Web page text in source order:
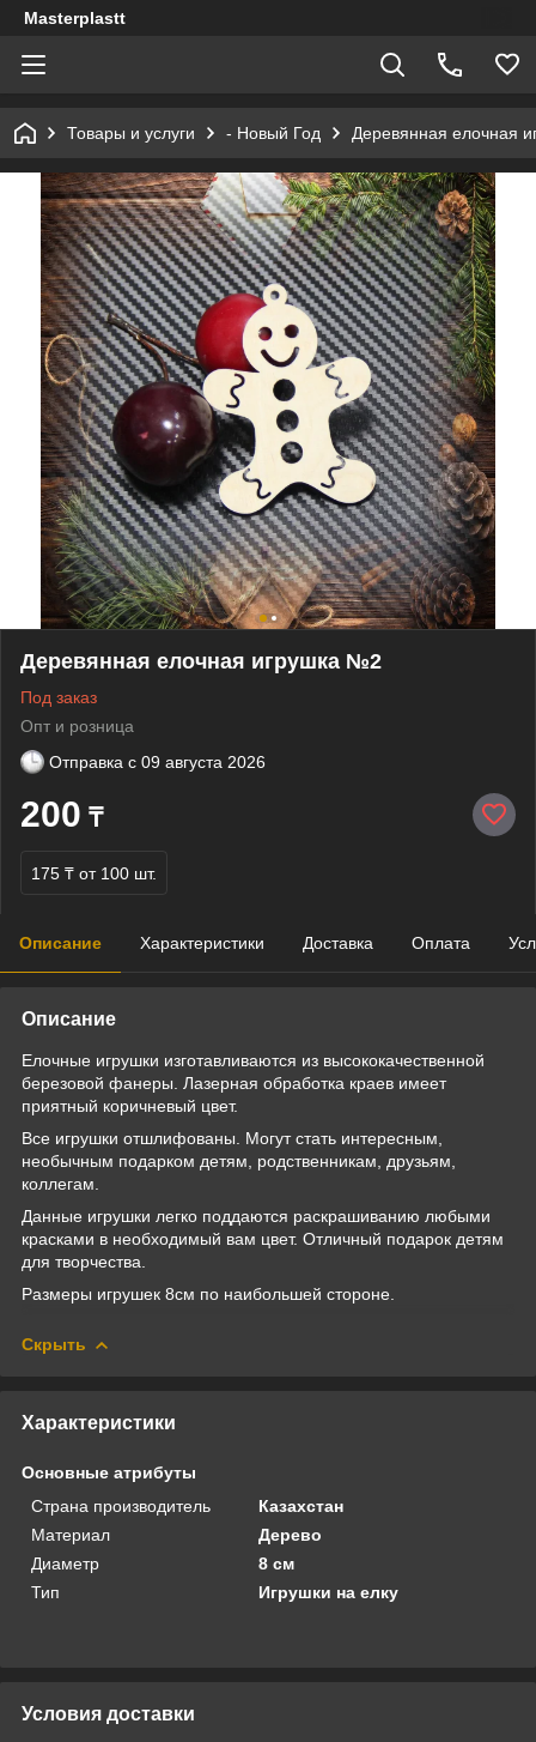
Masterplastt
Товары и услуги - Новый Год Деревянная елочная
Деревянная елочная игрушка №2
Под заказ
Опт и розница
Отправка с 09 августа 2026
200 ₸
175 ₸ от 100 шт.
Описание Характеристики Доставка Оплата
Описание
Елочные игрушки изготавливаются из высококачественной
березовой фанеры. Лазерная обработка краев имеет
приятный коричневый цвет.
Все игрушки отшлифованы. Могут стать интересным,
необычным подарком детям, родственникам, друзьям,
коллегам.
Данные игрушки легко поддаются раскрашиванию любыми
красками в необходимый вам цвет. Отличный подарок детям
для творчества.
Размеры игрушек 8см по наибольшей стороне.
Скрыть
Характеристики
Основные атрибуты
Страна производитель
Казахстан
Материал
Дерево
Диаметр
8 см
Тип
Игрушки на елку
Условия доставки